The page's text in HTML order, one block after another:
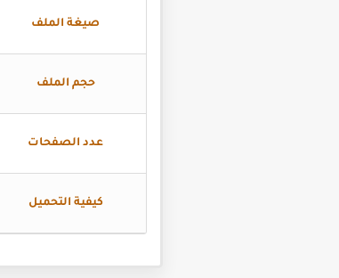
صيغة الملف
حجم الملف
عدد الصفحات
كيفية التحميل